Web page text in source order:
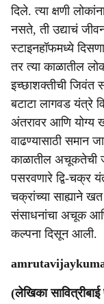
दिले. त्या क्षणी
नसते, ती उद्याचं
स्टाइनहॉफमध्ये
तर त्या काळातील
इच्छाशक्तीची जिवंत
बटाटा लागवड यंत्रे
अंतरावर आणि योग्य
वाढण्यासाठी समान
काळातील अचूकतेची
पसरवणारे द्वि-चक्र
चक्रांच्या साह्याने
संसाधनांचा अचूक आणि
कल्पना दिसून आली.
(लेखिका